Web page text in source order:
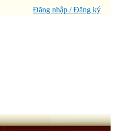
Đăng nhập / Đăng ký